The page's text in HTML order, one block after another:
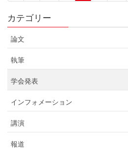
カテゴリー
論文
執筆
学会発表
インフォメーション
講演
報道